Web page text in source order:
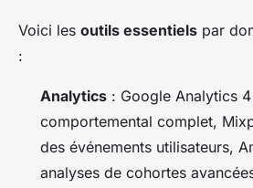
Voici les outils essentiels par
:
Analytics : Google Analytics
comportemental complet,
des événements utilisateurs,
analyses de cohortes